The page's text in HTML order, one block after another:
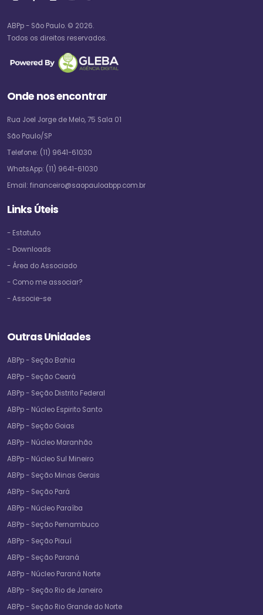
ABPp - São Paulo. © 2026.
Todos os direitos reservados.
Onde nos encontrar
Rua Joel Jorge de Melo, 75 Sala 01
São Paulo/SP
Telefone: (11) 9641-61030
WhatsApp: (11) 9641-61030
Email: financeiro@saopauloabpp.com.br
Links Úteis
- Estatuto
- Downloads
- Área do Associado
- Como me associar?
- Associe-se
Outras Unidades
ABPp - Seção Bahia
ABPp - Seção Ceará
ABPp - Seção Distrito Federal
ABPp - Núcleo Espirito Santo
ABPp - Seção Goias
ABPp - Núcleo Maranhão
ABPp - Núcleo Sul Mineiro
ABPp - Seção Minas Gerais
ABPp - Seção Pará
ABPp - Núcleo Paraíba
ABPp - Seção Pernambuco
ABPp - Seção Piauí
ABPp - Seção Paraná
ABPp - Núcleo Paraná Norte
ABPp - Seção Rio de Janeiro
ABPp - Seção Rio Grande do Norte